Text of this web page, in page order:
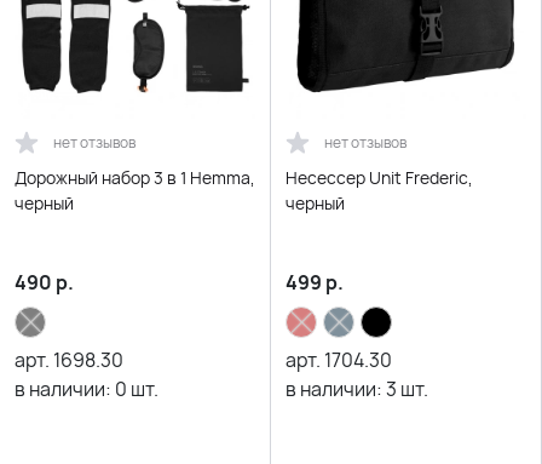
нет отзывов
Дорожный набор 3 в 1 Hemma,
черный
490 р.
арт. 1698.30
в наличии: 0 шт.
нет отзывов
Несессер Unit Frederic,
черный
499 р.
арт. 1704.30
в наличии:3 шт.